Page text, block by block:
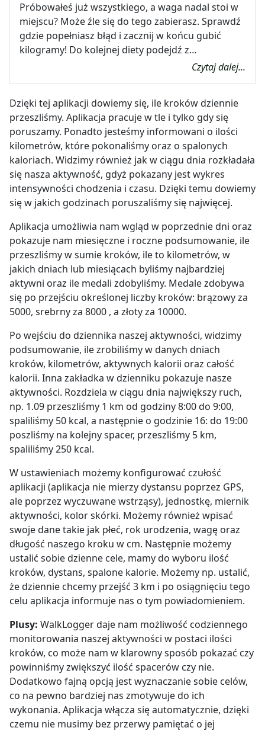
Próbowałeś już wszystkiego, a waga nadal stoi w
miejscu? Może źle się do tego zabierasz. Sprawdź
gdzie popełniasz błąd i zacznij w końcu gubić
kilogramy! Do kolejnej diety podejdź z…
Czytaj dalej...
Dzięki tej aplikacji dowiemy się, ile kroków dziennie
przeszliśmy. Aplikacja pracuje w tle i tylko gdy się
poruszamy. Ponadto jesteśmy informowani o ilości
kilometrów, które pokonaliśmy oraz o spalonych
kaloriach. Widzimy również jak w ciągu dnia rozkładała
się nasza aktywność, gdyż pokazany jest wykres
intensywności chodzenia i czasu. Dzięki temu dowiemy
się w jakich godzinach poruszaliśmy się najwięcej.
Aplikacja umożliwia nam wgląd w poprzednie dni oraz
pokazuje nam miesięczne i roczne podsumowanie, ile
przeszliśmy w sumie kroków, ile to kilometrów, w
jakich dniach lub miesiącach byliśmy najbardziej
aktywni oraz ile medali zdobyliśmy. Medale zdobywa
się po przejściu określonej liczby kroków: brązowy za
5000, srebrny za 8000 , a złoty za 10000.
Po wejściu do dziennika naszej aktywności, widzimy
podsumowanie, ile zrobiliśmy w danych dniach
kroków, kilometrów, aktywnych kalorii oraz całość
kalorii. Inna zakładka w dzienniku pokazuje nasze
aktywności. Rozdziela w ciągu dnia największy ruch,
np. 1.09 przeszliśmy 1 km od godziny 8:00 do 9:00,
spaliliśmy 50 kcal, a następnie o godzinie 16: do 19:00
poszliśmy na kolejny spacer, przeszliśmy 5 km,
spaliliśmy 250 kcal.
W ustawieniach możemy konfigurować czułość
aplikacji (aplikacja nie mierzy dystansu poprzez GPS,
ale poprzez wyczuwane wstrząsy), jednostkę, miernik
aktywności, kolor skórki. Możemy również wpisać
swoje dane takie jak płeć, rok urodzenia, wagę oraz
długość naszego kroku w cm. Następnie możemy
ustalić sobie dzienne cele, mamy do wyboru ilość
kroków, dystans, spalone kalorie. Możemy np. ustalić,
że dziennie chcemy przejść 3 km i po osiągnięciu tego
celu aplikacja informuje nas o tym powiadomieniem.
Plusy: WalkLogger daje nam możliwość codziennego
monitorowania naszej aktywności w postaci ilości
kroków, co może nam w klarowny sposób pokazać czy
powinniśmy zwiększyć ilość spacerów czy nie.
Dodatkowo fajną opcją jest wyznaczanie sobie celów,
co na pewno bardziej nas zmotywuje do ich
wykonania. Aplikacja włącza się automatycznie, dzięki
czemu nie musimy bez przerwy pamiętać o jej